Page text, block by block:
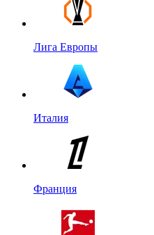
Лига Европы
Италия
Франция